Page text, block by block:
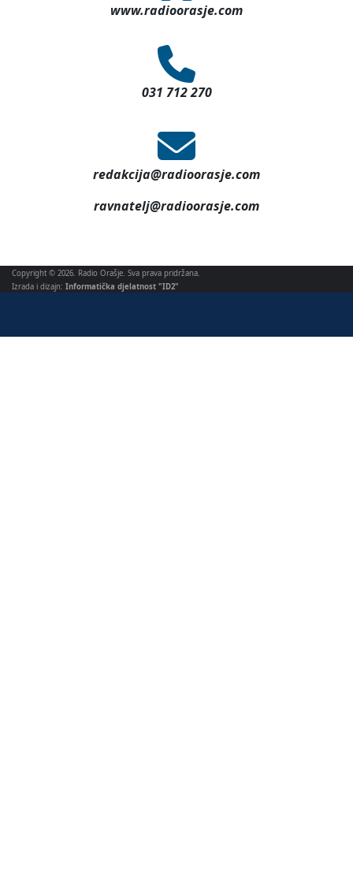
www.radioorasje.com
031 712 270
redakcija@radioorasje.com
ravnatelj@radioorasje.com
Copyright © 2026. Radio Orašje. Sva prava pridržana.
Izrada i dizajn: Informatička djelatnost "ID2"